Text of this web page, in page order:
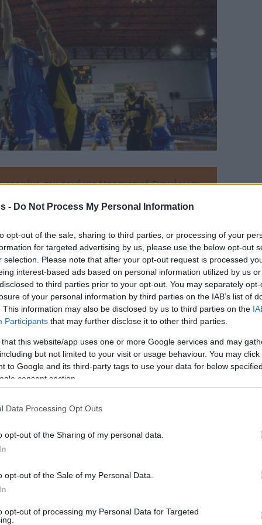
- Do Not Process My Personal Information
opt-out of the sale, sharing to third parties, or processing of your
for targeted advertising by us, please use the below opt-out
selection. Please note that after your opt-out request is processed
interest-based ads based on personal information utilized by us
to third parties prior to your opt-out. You may separately
of your personal information by third parties on the IAB’s list of
This information may also be disclosed by us to third parties on the
Participants that may further disclose it to other third parties.
that this website/app uses one or more Google services and may
but not limited to your visit or usage behaviour. You may
to Google and its third-party tags to use your data for below
consent section.
Data Processing Opt Outs
opt-out of the Sharing of my personal data.
opt-out of the Sale of my Personal Data.
opt-out of processing my Personal Data for Targeted
σου πηγή για Μπασκετική Ενημέρωση.
το Eurohoops στην Google
έχει στα αρχικά του πλάνα για τη νέα
οποίος είναι πολύ πιθανό να αποχωρήσει
Του Βαγγέλη Πάτα/
info@eurohoops.net
Ο Γιούρι Ζντοβτς φαίνεται να μην έχει
στα αρχικά του πλάνα για τη νέα
σεζόν τον Δημήτρη Μαυροειδή, ο
αποχωρήσει από την
Ο Έλληνας σέντερ έκανε πολύ καλές
συμφωνία για ανανέωση του συμβολαίου
ελεύθερος αναμένεται να γίνει
τεχνικός έχει ξεχωρίσει την
αντικαταστάτη του.